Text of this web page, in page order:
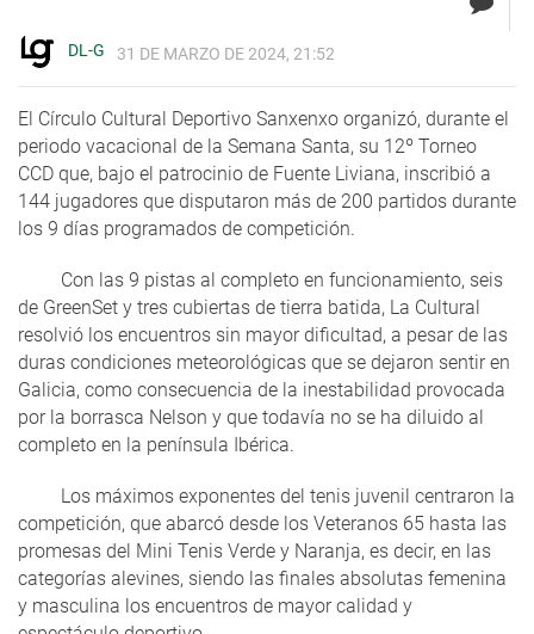
DL-G 31 DE MARZO DE 2024, 21:52
El Círculo Cultural Deportivo Sanxenxo organizó, durante el
periodo vacacional de la Semana Santa, su 12º Torneo
CCD que, bajo el patrocinio de Fuente Liviana, inscribió a
144 jugadores que disputaron más de 200 partidos durante
los 9 días programados de competición.
Con las 9 pistas al completo en funcionamiento, seis
de GreenSet y tres cubiertas de tierra batida, La Cultural
resolvió los encuentros sin mayor dificultad, a pesar de las
duras condiciones meteorológicas que se dejaron sentir en
Galicia, como consecuencia de la inestabilidad provocada
por la borrasca Nelson y que todavía no se ha diluido al
completo en la península Ibérica.
Los máximos exponentes del tenis juvenil centraron la
competición, que abarcó desde los Veteranos 65 hasta las
promesas del Mini Tenis Verde y Naranja, es decir, en las
categorías alevines, siendo las finales absolutas femenina
y masculina los encuentros de mayor calidad y